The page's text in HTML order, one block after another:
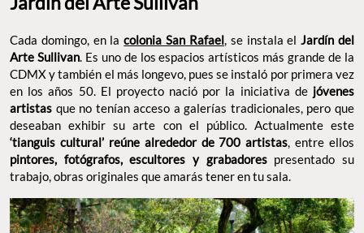
Cada domingo, en lacolonia San Rafael, se instala elJardín del
Arte Sullivan. Es uno de los espacios artísticos más grande de la
CDMX y también el más longevo, pues se instaló por primera vez
en los años 50. El proyecto nació por la iniciativa de jóvenes
artistas que no tenían acceso a galerías tradicionales, pero que
deseaban exhibir su arte con el público. Actualmente este
‘tianguis cultural’ reúne alrededor de 700 artistas, entre ellos
pintores, fotógrafos, escultores y grabadores presentado su
trabajo, obras originales que amarás tener en tu sala.